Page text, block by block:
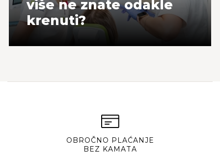
više ne znate odakle
krenuti?
OBROČNO PLAĆANJE
BEZ KAMATA